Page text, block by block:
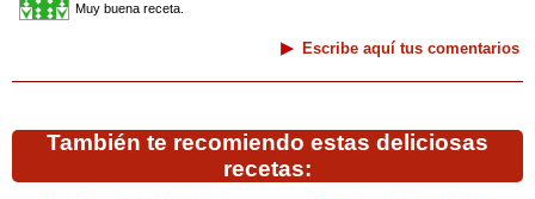
Muy buena receta.
Escribe aquí tus comentarios
También te recomiendo estas deliciosas
recetas: